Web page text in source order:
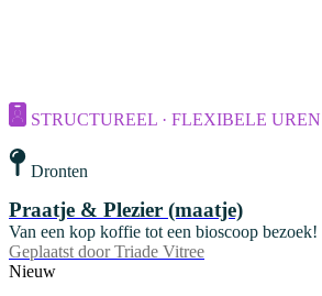
STRUCTUREEL · FLEXIBELE UREN
Dronten
Praatje & Plezier (maatje)
Van een kop koffie tot een bioscoop bezoek!
Geplaatst door Triade Vitree
Nieuw